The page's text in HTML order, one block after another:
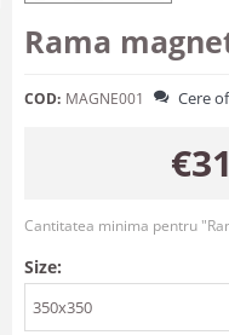
Rama
COD: MAGNE001 Cere
€31
Cantitatea minima pentru
Size:
350x350